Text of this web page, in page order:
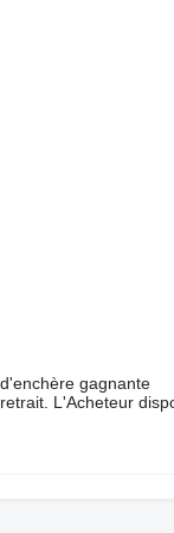
gagnante
L'Acheteur